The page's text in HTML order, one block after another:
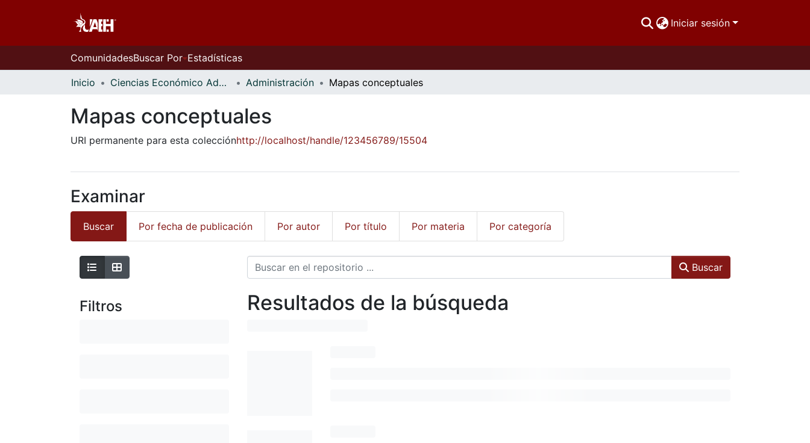
Iniciar sesión
ComunidadesBuscar Por Estadísticas
Inicio Ciencias Económico Administrativas Administración Mapas conceptuales
Mapas conceptuales
URI permanente para esta colecciónhttp://localhost/handle/123456789/15504
Examinar
Buscar Por fecha de publicación Por autor Por título Por materia Por categoría
Filtros
Buscar
Resultados de la búsqueda